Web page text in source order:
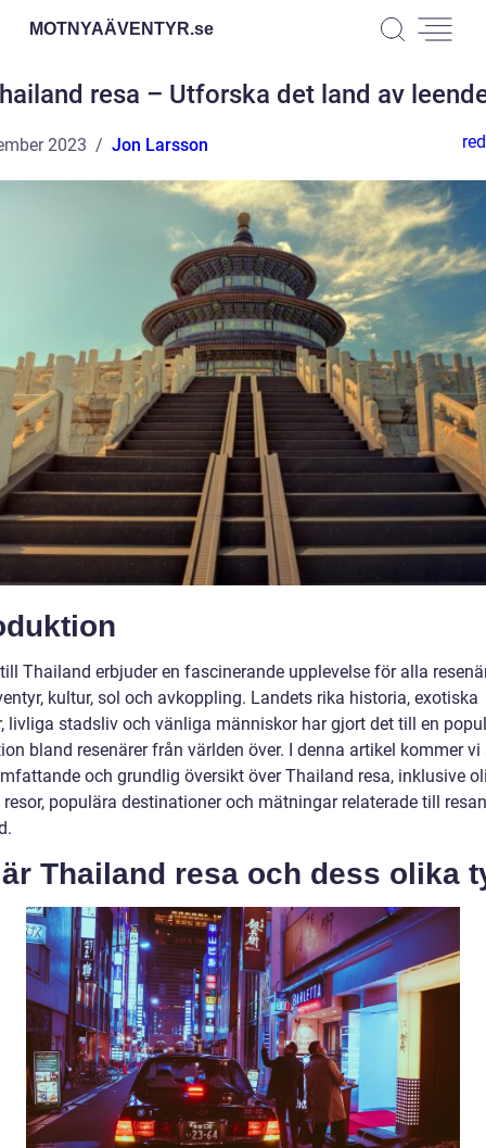
MOTNYAÄVENTYR.se
resa – Utforska det land av
2023 Jon Larsson
Thailand erbjuder en fascinerande upplevelse för alla
kultur, sol och avkoppling. Landets rika historia, exotiska
livliga stadsliv och vänliga människor har gjort det till en
bland resenärer från världen över. I denna artikel kommer vi
och grundlig översikt över Thailand resa, inklusive
resor, populära destinationer och mätningar relaterade till
Thailand resa och dess olika